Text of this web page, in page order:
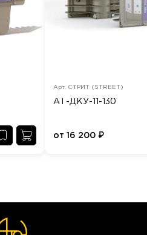
Арт. СТРИТ (STREET)
АТ-ДКУ-11-130
от 16 200 ₽